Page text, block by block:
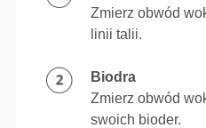
Zmierz obwód
linii talii.
Biodra
Zmierz obwód
swoich bioder.